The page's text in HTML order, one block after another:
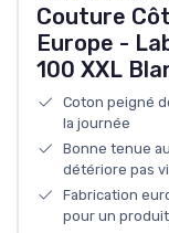
Couture
Europe -
100 XXL
Coton peigné
la journée
Bonne tenue
détériore pas
Fabrication
pour un